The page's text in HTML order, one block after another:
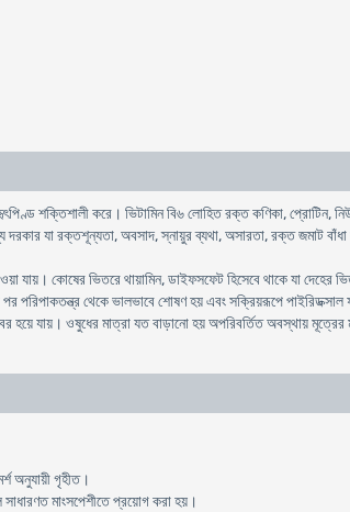
শক্তিশালী করে। ভিটামিন বি৬ লোহিত রক্ত কণিকা, প্রোটিন,
যা রক্তশূন্যতা, অবসাদ, স্নায়ুর ব্যথা, অসারতা, রক্ত জমাট
কোষের ভিতরে থায়ামিন, ডাইফসফেট হিসেবে থাকে যা দেহের
পর পরিপাকতন্ত্র থেকে ভালভাবে শোষণ হয় এবং সক্রিয়রূপে
হয়ে যায়। ওষুধের মাত্রা যত বাড়ানো হয় অপরিবর্তিত অবস্থায় মূত্রের
অনুযায়ী গৃহীত।
মাংসপেশীতে প্রয়োগ করা হয়।